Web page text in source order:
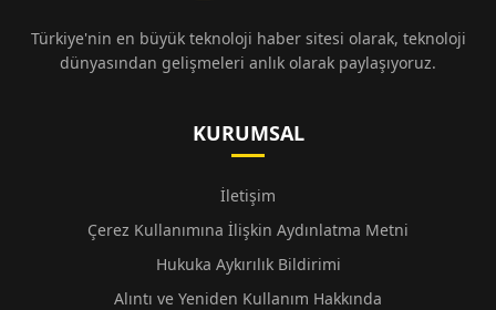
Türkiye'nin en büyük teknoloji haber sitesi olarak, teknoloji
dünyasından gelişmeleri anlık olarak paylaşıyoruz.
KURUMSAL
İletişim
Çerez Kullanımına İlişkin Aydınlatma Metni
Hukuka Aykırılık Bildirimi
Alıntı ve Yeniden Kullanım Hakkında